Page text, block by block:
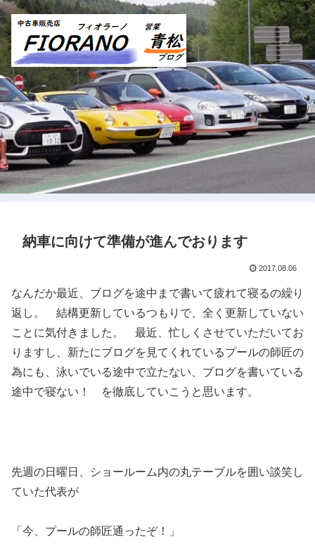
納車に向けて準備が進んでおります
2017.08.06
なんだか最近、ブログを途中まで書いて疲れて寝るの繰り
返し。 結構更新しているつもりで、全く更新していない
ことに気付きました。 最近、忙しくさせていただいてお
りますし、新たにブログを見てくれているプールの師匠の
為にも、泳いでいる途中で立たない、ブログを書いている
途中で寝ない！ を徹底していこうと思います。
先週の日曜日、ショールーム内の丸テーブルを囲い談笑し
ていた代表が
「今、プールの師匠通ったぞ！」